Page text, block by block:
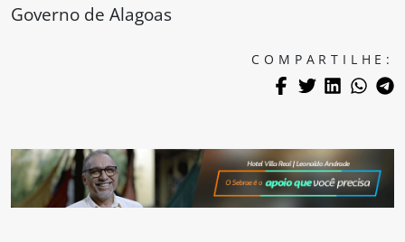
Governo de Alagoas
COMPARTILHE: